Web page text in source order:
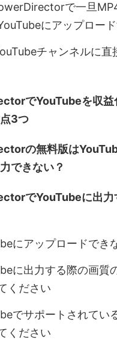
で一旦
にアップロー
チャンネルに直
でYouTubeを収益
3つ
の無料版は
できない？
でYouTubeに出力
にアップロードでき
に出力する際の画質
ください
でサポートされてい
ください